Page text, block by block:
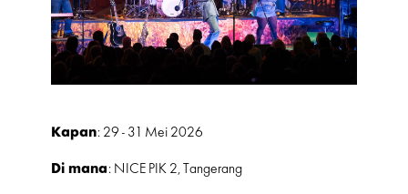
Kapan: 29 - 31 Mei 2026
Di mana: NICE PIK 2, Tangerang